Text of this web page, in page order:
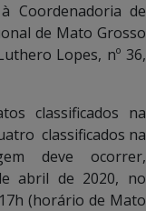
Coordenadoria de
de Mato Grosso
Lopes, nº 36,
classificados na
classificados na
deve ocorrer,
abril de 2020, no
(horário de Mato